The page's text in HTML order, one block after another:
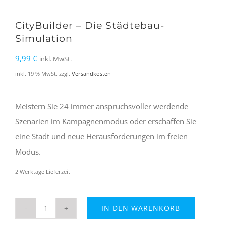
CityBuilder – Die Städtebau-
Simulation
9,99 € inkl. MwSt.
inkl. 19 % MwSt. zzgl. Versandkosten
Meistern Sie 24 immer anspruchsvoller werdende
Szenarien im Kampagnenmodus oder erschaffen Sie
eine Stadt und neue Herausforderungen im freien
Modus.
2 Werktage Lieferzeit
IN DEN WARENKORB